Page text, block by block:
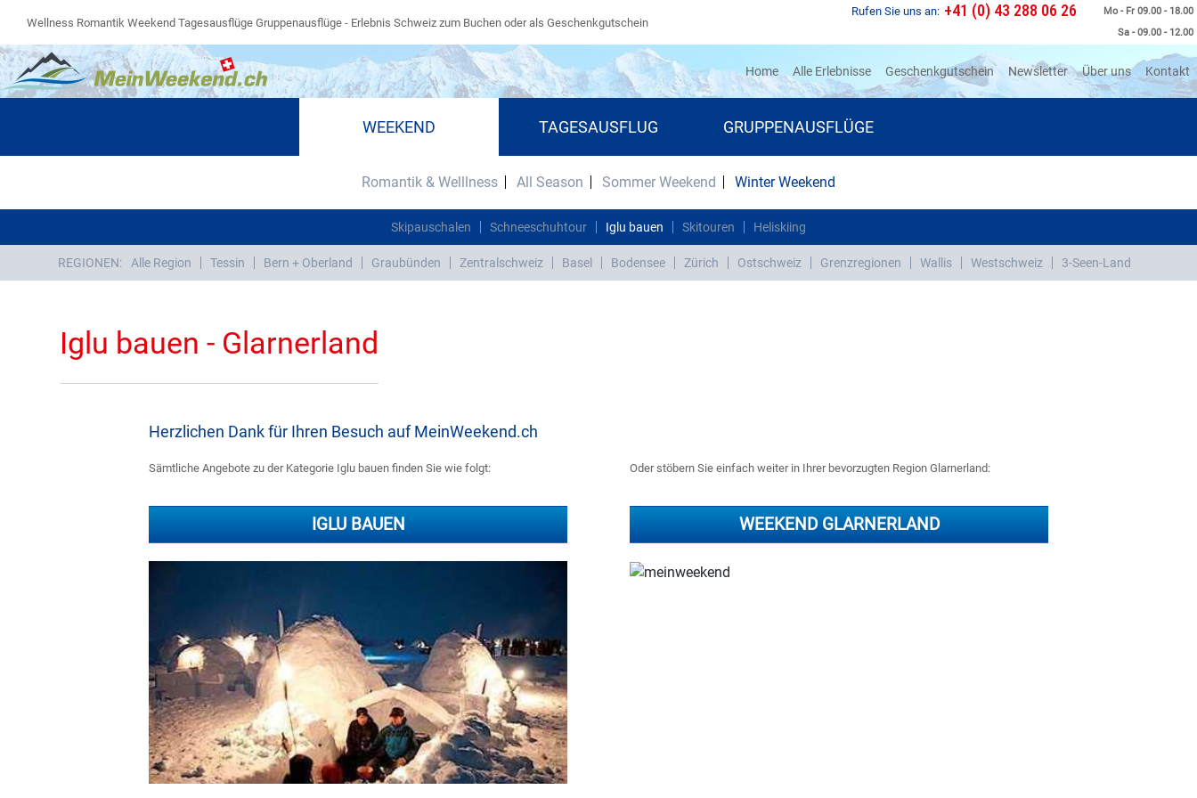
Wellness Romantik Weekend Tagesausflüge Gruppenausflüge - Erlebnis Schweiz zum Buchen oder als Geschenkgutschein
Mo - Fr 09.00 - 18.00
Sa - 09.00 - 12.00
Rufen Sie uns an: +41 (0) 43 288 06 26
Home(current)
Alle Erlebnisse Geschenkgutschein Newsletter Über uns Kontakt
WEEKEND TAGESAUSFLUG GRUPPENAUSFLÜGE
Romantik & Welllness All Season Sommer Weekend Winter Weekend
Skipauschalen Schneeschuhtour Iglu bauen Skitouren Heliskiing
REGIONEN: Alle Region Tessin Bern + Oberland Graubünden Zentralschweiz Basel Bodensee Zürich Ostschweiz Grenzregionen Wallis Westschweiz 3-Seen-Land
Iglu bauen - Glarnerland
Herzlichen Dank für Ihren Besuch auf MeinWeekend.ch
Sämtliche Angebote zu der Kategorie Iglu bauen finden Sie wie folgt:
IGLU BAUEN
Oder stöbern Sie einfach weiter in Ihrer bevorzugten Region Glarnerland:
WEEKEND GLARNERLAND